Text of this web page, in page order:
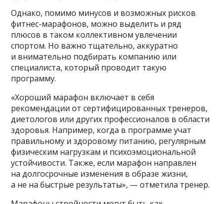
Однако, помимо минусов и возможных рисков
фитнес-марафонов, можно выделить и ряд
плюсов в таком коллективном увлечении
спортом. Но важно тщательно, аккуратно
и внимательно подбирать компанию или
специалиста, который проводит такую
программу.
«Хороший марафон включает в себя
рекомендации от сертифицированных тренеров,
диетологов или других профессионалов в области
здоровья. Например, когда в программе учат
правильному и здоровому питанию, регулярным
физическим нагрузкам и психоэмоциональной
устойчивости. Также, если марафон направлен
на долгосрочные изменения в образе жизни,
а не на быстрые результаты», — отметила тренер.